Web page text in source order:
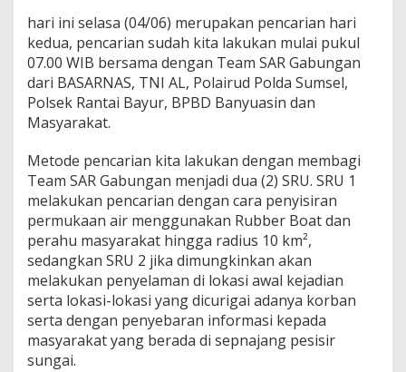
N
G
P
A
S
R
hari ini selasa (04/06) merupakan pencarian hari
kedua, pencarian sudah kita lakukan mulai pukul
07.00 WIB bersama dengan Team SAR Gabungan
dari BASARNAS, TNI AL, Polairud Polda Sumsel,
Polsek Rantai Bayur, BPBD Banyuasin dan
Masyarakat.
Metode pencarian kita lakukan dengan membagi
Team SAR Gabungan menjadi dua (2) SRU. SRU 1
melakukan pencarian dengan cara penyisiran
permukaan air menggunakan Rubber Boat dan
perahu masyarakat hingga radius 10 km²,
sedangkan SRU 2 jika dimungkinkan akan
melakukan penyelaman di lokasi awal kejadian
serta lokasi-lokasi yang dicurigai adanya korban
serta dengan penyebaran informasi kepada
masyarakat yang berada di sepnajang pesisir
sungai.